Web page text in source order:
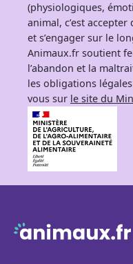
(physiologiques,
animal, c’est
et s’engager sur le
Animaux.fr soutient
l’abandon et la
les obligations
vous sur le site du